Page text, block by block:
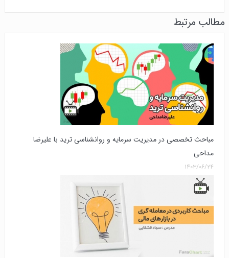
مطالب مرتبط
مباحث تخصصی در مدیریت سرمایه و روانشناسی ترید با علیرضا
مداحی
۱۴۰۳/۰۶/۲۴